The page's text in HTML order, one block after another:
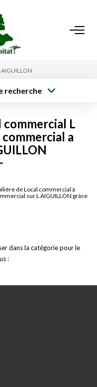
AIGUILLON
recherche
Budget max
L
a
de Local commercial à
sur L AIGUILLON grâce
dans la catégorie pour le
: